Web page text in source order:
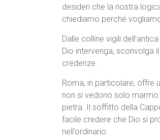
desideri che la nostra
chiediamo perché
Dalle colline vigili
Dio intervenga, sconvolga
credenze.
Roma, in particolare, offre
non si vedono solo
pietra. Il soffitto della
facile credere che Dio si
nell’ordinario.